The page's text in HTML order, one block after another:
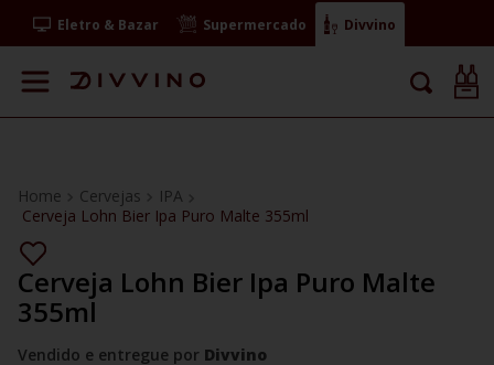
Eletro & Bazar Supermercado Divvino
Cervejas
IPA
Cerveja Lohn Bier Ipa Puro Malte 355ml
Cerveja Lohn Bier Ipa Puro Malte
355ml
Vendido e entregue por Divvino